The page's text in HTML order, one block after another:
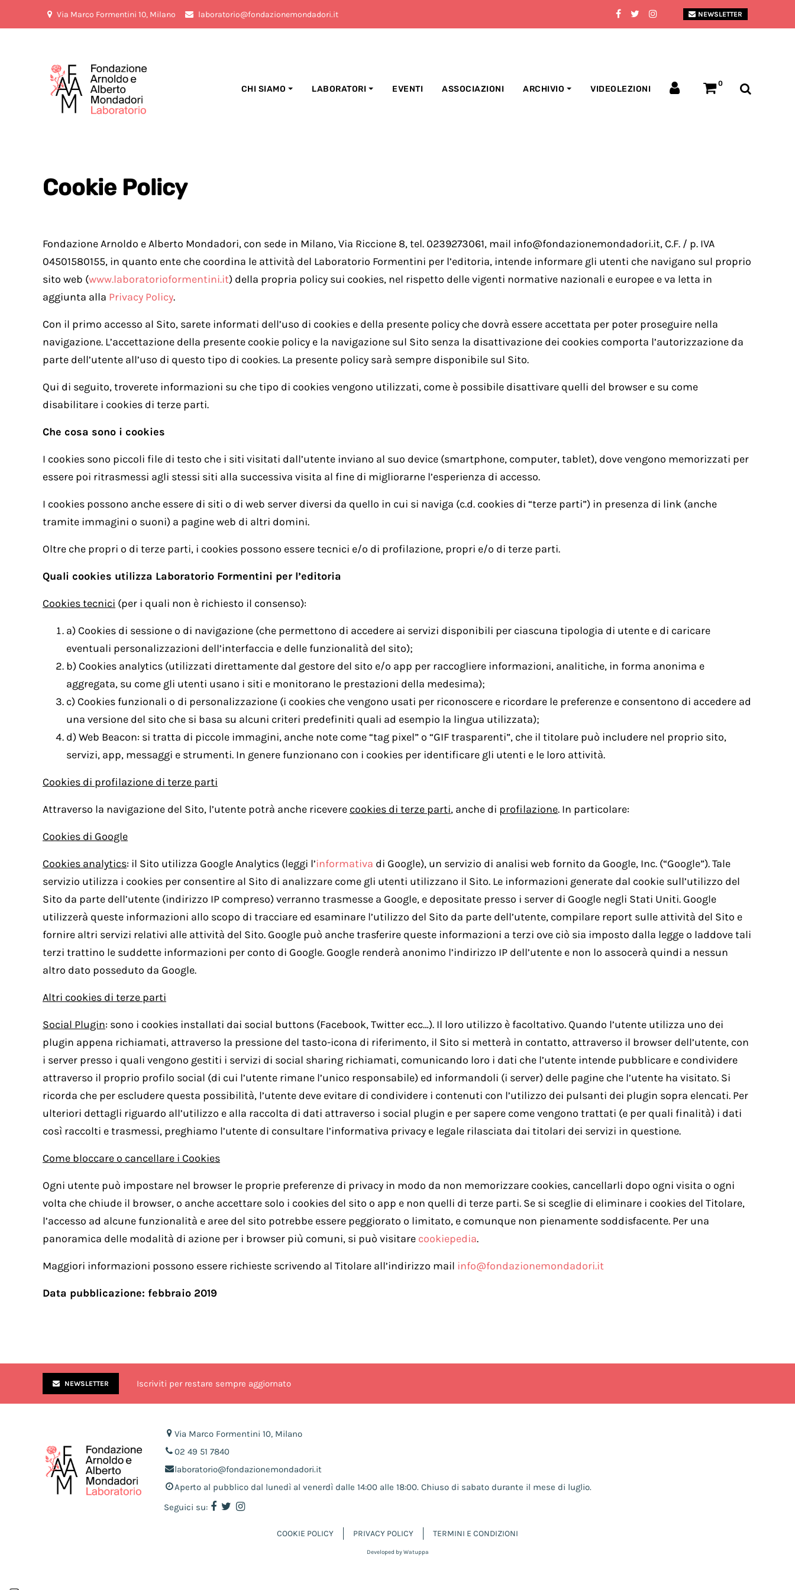
Via Marco Formentini 10, Milano laboratorio@fondazionemondadori.it NEWSLETTER
CHI SIAMO LABORATORI EVENTI ASSOCIAZIONI ARCHIVIO VIDEOLEZIONI
0
Cookie Policy
Fondazione Arnoldo e Alberto Mondadori, con sede in Milano, Via Riccione 8, tel. 0239273061, mail info@fondazionemondadori.it, C.F. / p. IVA
04501580155, in quanto ente che coordina le attività del Laboratorio Formentini per l’editoria, intende informare gli utenti che navigano sul proprio
sito web (www.laboratorioformentini.it) della propria policy sui cookies, nel rispetto delle vigenti normative nazionali e europee e va letta in
aggiunta alla Privacy Policy.
Con il primo accesso al Sito, sarete informati dell’uso di cookies e della presente policy che dovrà essere accettata per poter proseguire nella
navigazione. L’accettazione della presente cookie policy e la navigazione sul Sito senza la disattivazione dei cookies comporta l’autorizzazione da
parte dell’utente all’uso di questo tipo di cookies. La presente policy sarà sempre disponibile sul Sito.
Qui di seguito, troverete informazioni su che tipo di cookies vengono utilizzati, come è possibile disattivare quelli del browser e su come
disabilitare i cookies di terze parti.
Che cosa sono i cookies
I cookies sono piccoli file di testo che i siti visitati dall’utente inviano al suo device (smartphone, computer, tablet), dove vengono memorizzati per
essere poi ritrasmessi agli stessi siti alla successiva visita al fine di migliorarne l’esperienza di accesso.
I cookies possono anche essere di siti o di web server diversi da quello in cui si naviga (c.d. cookies di “terze parti”) in presenza di link (anche
tramite immagini o suoni) a pagine web di altri domini.
Oltre che propri o di terze parti, i cookies possono essere tecnici e/o di profilazione, propri e/o di terze parti.
Quali cookies utilizza Laboratorio Formentini per l’editoria
Cookies tecnici (per i quali non è richiesto il consenso):
a) Cookies di sessione o di navigazione (che permettono di accedere ai servizi disponibili per ciascuna tipologia di utente e di caricare
eventuali personalizzazioni dell’interfaccia e delle funzionalità del sito);
b) Cookies analytics (utilizzati direttamente dal gestore del sito e/o app per raccogliere informazioni, analitiche, in forma anonima e
aggregata, su come gli utenti usano i siti e monitorano le prestazioni della medesima);
c) Cookies funzionali o di personalizzazione (i cookies che vengono usati per riconoscere e ricordare le preferenze e consentono di accedere ad
una versione del sito che si basa su alcuni criteri predefiniti quali ad esempio la lingua utilizzata);
d) Web Beacon: si tratta di piccole immagini, anche note come “tag pixel” o “GIF trasparenti”, che il titolare può includere nel proprio sito,
servizi, app, messaggi e strumenti. In genere funzionano con i cookies per identificare gli utenti e le loro attività.
Cookies di profilazione di terze parti
Attraverso la navigazione del Sito, l’utente potrà anche ricevere cookies di terze parti, anche di profilazione. In particolare:
Cookies di Google
Cookies analytics: il Sito utilizza Google Analytics (leggi l’informativa di Google), un servizio di analisi web fornito da Google, Inc. (“Google”). Tale
servizio utilizza i cookies per consentire al Sito di analizzare come gli utenti utilizzano il Sito. Le informazioni generate dal cookie sull’utilizzo del
Sito da parte dell’utente (indirizzo IP compreso) verranno trasmesse a Google, e depositate presso i server di Google negli Stati Uniti. Google
utilizzerà queste informazioni allo scopo di tracciare ed esaminare l’utilizzo del Sito da parte dell’utente, compilare report sulle attività del Sito e
fornire altri servizi relativi alle attività del Sito. Google può anche trasferire queste informazioni a terzi ove ciò sia imposto dalla legge o laddove tali
terzi trattino le suddette informazioni per conto di Google. Google renderà anonimo l’indirizzo IP dell’utente e non lo assocerà quindi a nessun
altro dato posseduto da Google.
Altri cookies di terze parti
Social Plugin: sono i cookies installati dai social buttons (Facebook, Twitter ecc…). Il loro utilizzo è facoltativo. Quando l’utente utilizza uno dei
plugin appena richiamati, attraverso la pressione del tasto-icona di riferimento, il Sito si metterà in contatto, attraverso il browser dell’utente, con
i server presso i quali vengono gestiti i servizi di social sharing richiamati, comunicando loro i dati che l’utente intende pubblicare e condividere
attraverso il proprio profilo social (di cui l’utente rimane l’unico responsabile) ed informandoli (i server) delle pagine che l’utente ha visitato. Si
ricorda che per escludere questa possibilità, l’utente deve evitare di condividere i contenuti con l’utilizzo dei pulsanti dei plugin sopra elencati. Per
ulteriori dettagli riguardo all’utilizzo e alla raccolta di dati attraverso i social plugin e per sapere come vengono trattati (e per quali finalità) i dati
così raccolti e trasmessi, preghiamo l’utente di consultare l’informativa privacy e legale rilasciata dai titolari dei servizi in questione.
Come bloccare o cancellare i Cookies
Ogni utente può impostare nel browser le proprie preferenze di privacy in modo da non memorizzare cookies, cancellarli dopo ogni visita o ogni
volta che chiude il browser, o anche accettare solo i cookies del sito o app e non quelli di terze parti. Se si sceglie di eliminare i cookies del Titolare,
l’accesso ad alcune funzionalità e aree del sito potrebbe essere peggiorato o limitato, e comunque non pienamente soddisfacente. Per una
panoramica delle modalità di azione per i browser più comuni, si può visitare cookiepedia.
Maggiori informazioni possono essere richieste scrivendo al Titolare all’indirizzo mail info@fondazionemondadori.it
Data pubblicazione: febbraio 2019
NEWSLETTER Iscriviti per restare sempre aggiornato
Via Marco Formentini 10, Milano
02 49 51 7840
laboratorio@fondazionemondadori.it
Aperto al pubblico dal lunedì al venerdì dalle 14:00 alle 18:00. Chiuso di sabato durante il mese di luglio.
Seguici su:
COOKIE POLICY PRIVACY POLICY TERMINI E CONDIZIONI
Developed by Watuppa